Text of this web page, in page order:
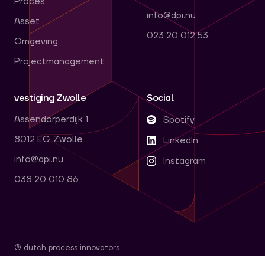
Asset
Omgeving
Projectmanagement
info@dpi.nu
023 20 012 53
vestiging Zwolle
Assendorperdijk 1
8012 EG Zwolle
info@dpi.nu
038 20 010 86
Social
Spotify
LinkedIn
Instagram
© dutch process innovators